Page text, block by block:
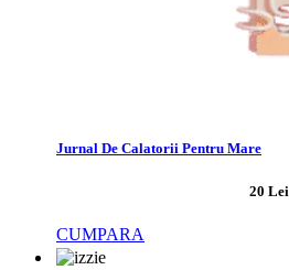
Jurnal De Calatorii Pentru Mare
20 Lei
CUMPARA